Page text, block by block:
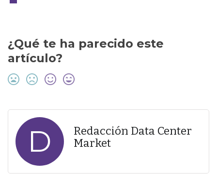
¿Qué te ha parecido este
artículo?
D
Redacción Data Center
Market